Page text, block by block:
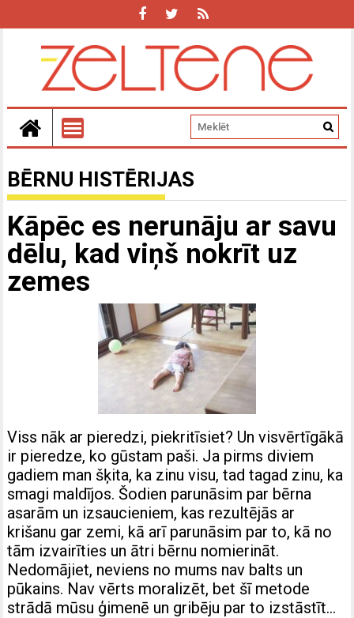
BĒRNU HISTĒRIJAS
Kāpēc es nerunāju ar savu
dēlu, kad viņš nokrīt uz
zemes
Viss nāk ar pieredzi, piekritīsiet? Un visvērtīgākā
ir pieredze, ko gūstam paši. Ja pirms diviem
gadiem man šķita, ka zinu visu, tad tagad zinu, ka
smagi maldījos. Šodien parunāsim par bērna
asarām un izsaucieniem, kas rezultējās ar
krišanu gar zemi, kā arī parunāsim par to, kā no
tām izvairīties un ātri bērnu nomierināt.
Nedomājiet, neviens no mums nav balts un
pūkains. Nav vērts moralizēt, bet šī metode
strādā mūsu ģimenē un gribēju par to izstāstīt…